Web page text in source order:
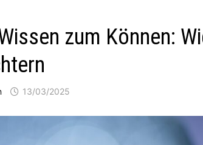
zum Können:
13/03/2025